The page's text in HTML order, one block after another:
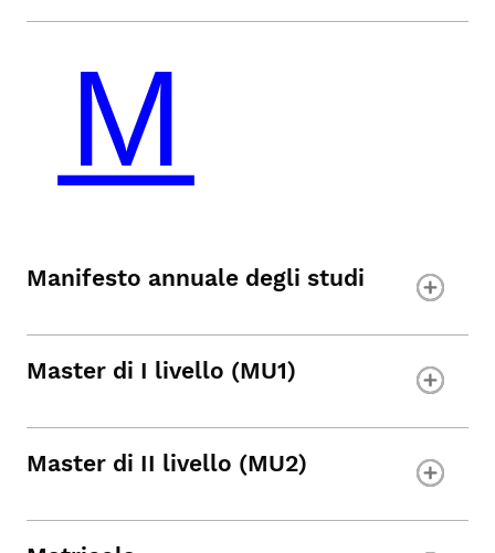
Manifesto annuale degli studi
Master di I livello (MU1)
Master di II livello (MU2)